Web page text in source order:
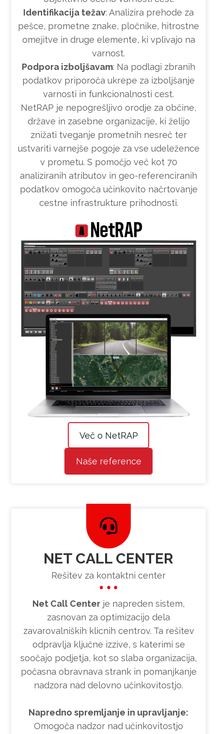
Identifikacija težav: Analizira prehode za
pešce, prometne znake, pločnike, hitrostne
omejitve in druge elemente, ki vplivajo na
varnost.
Podpora izboljšavam: Na podlagi zbranih
podatkov priporoča ukrepe za izboljšanje
varnosti in funkcionalnosti cest.
NetRAP je nepogrešljivo orodje za občine,
države in zasebne organizacije, ki želijo
znižati tveganje prometnih nesreč ter
ustvariti varnejše pogoje za vse udeležence
v prometu. S pomočjo več kot 70
analiziranih atributov in geo-referenciranih
podatkov omogoča učinkovito načrtovanje
cestne infrastrukture prihodnosti.
Več o NetRAP
Naše reference
NET CALL CENTER
Rešitev za kontaktni center
Net Call Center je napreden sistem,
zasnovan za optimizacijo dela
zavarovalniških klicnih centrov. Ta rešitev
odpravlja ključne izzive, s katerimi se
soočajo podjetja, kot so slaba organizacija,
počasna obravnava strank in pomanjkanje
nadzora nad delovno učinkovitostjo.
Napredno spremljanje in upravljanje:
Omogoča nadzor nad učinkovitostjo